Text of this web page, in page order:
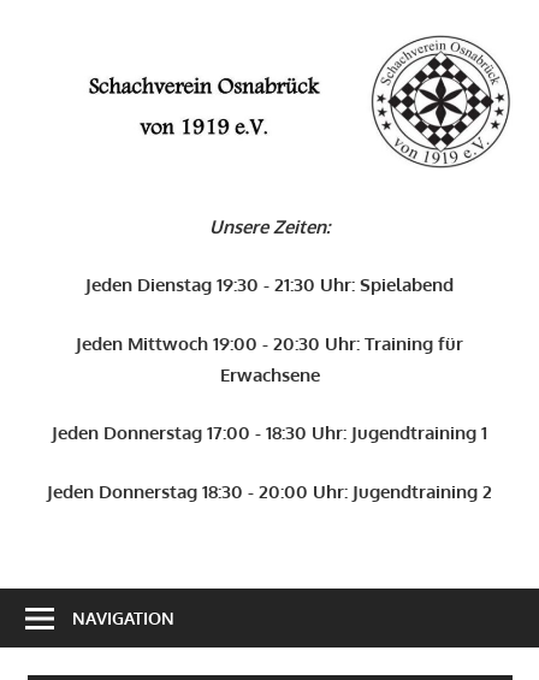
Unsere Zeiten:
Jeden Dienstag 19:30 - 21:30 Uhr: Spielabend
Jeden Mittwoch 19:00 - 20:30 Uhr: Training für
Erwachsene
Jeden Donnerstag 17:00 - 18:30 Uhr: Jugendtraining 1
Jeden Donnerstag 18:30 - 20:00 Uhr: Jugendtraining 2
NAVIGATION